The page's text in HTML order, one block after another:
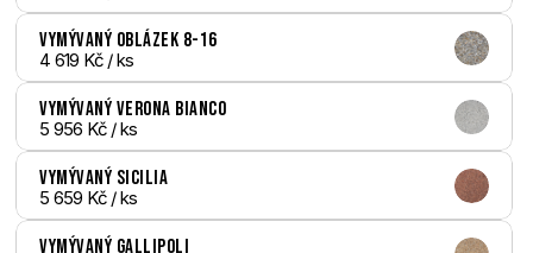
Vymývaný Oblázek 8-16
4 619 Kč / ks
Vymývaný Verona bianco
5 956 Kč / ks
Vymývaný Sicilia
5 659 Kč / ks
Vymývaný Gallipoli